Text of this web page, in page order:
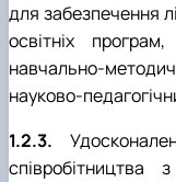
для забезпечення
освітніх
навчально-
науково-
1.2.3.